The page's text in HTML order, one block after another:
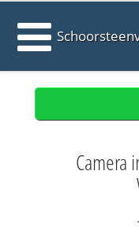
Camera